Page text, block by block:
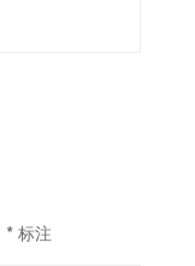
*标注